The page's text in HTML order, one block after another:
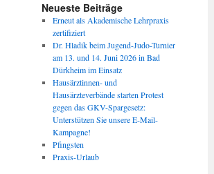
Neueste Beiträge
Erneut als Akademische Lehrpraxis
zertifiziert
Dr. Hladik beim Jugend-Judo-Turnier
am 13. und 14. Juni 2026 in Bad
Dürkheim im Einsatz
Hausärztinnen- und
Hausärzteverbände starten Protest
gegen das GKV-Spargesetz:
Unterstützen Sie unsere E-Mail-
Kampagne!
Pfingsten
Praxis-Urlaub